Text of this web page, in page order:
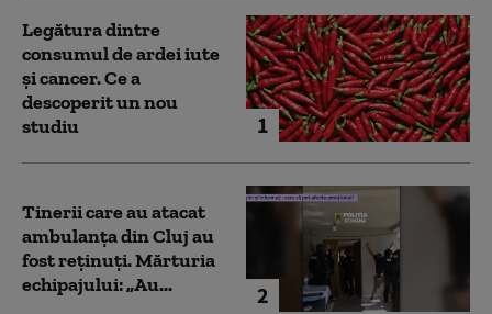
1
Legătura dintre
consumul de ardei iute
și cancer. Ce a
descoperit un nou
studiu
2
Tinerii care au atacat
ambulanța din Cluj au
fost reținuți. Mărturia
echipajului: „Au...